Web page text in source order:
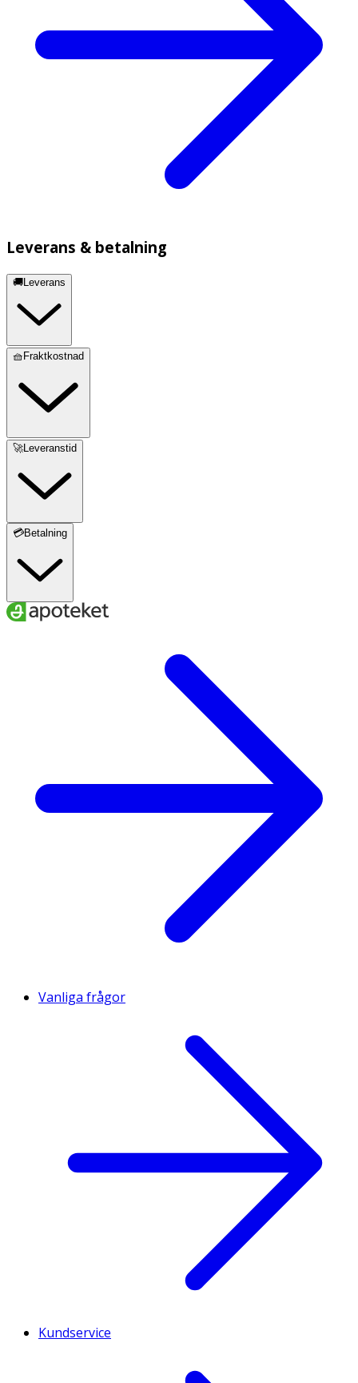
Leverans & betalning
🚚Leverans
🧺Fraktkostnad
🚀Leveranstid
💳Betalning
Vanliga frågor
Kundservice